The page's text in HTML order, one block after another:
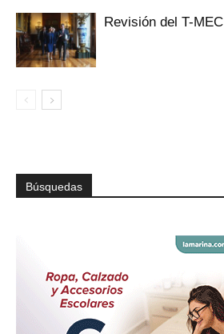
Revisión del T-MEC
Búsquedas